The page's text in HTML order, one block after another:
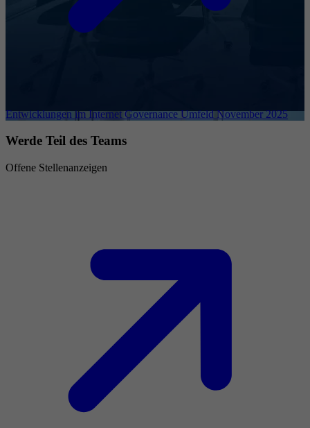
Entwicklungen im Internet Governance Umfeld November 2025
Werde Teil des Teams
Offene Stellenanzeigen